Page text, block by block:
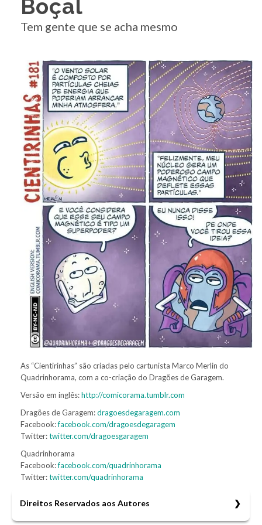
Boçal
Tem gente que se acha mesmo
As “Cientirinhas” são criadas pelo cartunista Marco Merlin do
Quadrinhorama, com a co-criação do Dragões de Garagem.
Versão em inglês:http://comicorama.tumblr.com
Dragões de Garagem:dragoesdegaragem.com
Facebook:facebook.com/dragoesdegaragem
Twitter:twitter.com/dragoesgaragem
Quadrinhorama
Facebook:facebook.com/quadrinhorama
Twitter:twitter.com/quadrinhorama
Direitos Reservados aos Autores